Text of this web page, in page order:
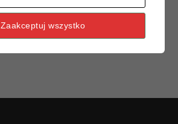
Zaakceptuj wszystko